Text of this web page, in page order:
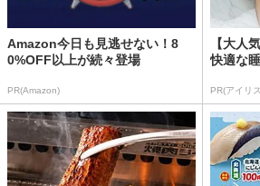
Amazon今日も見逃せない！8
0%OFF以上が続々登場
PR(Amazon)
【大人
快適な
PR(アイリ